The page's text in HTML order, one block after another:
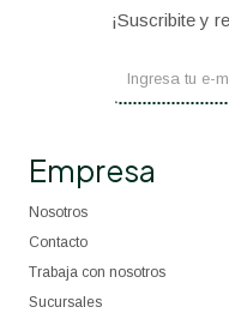
Empresa
Nosotros
Contacto
Trabaja con nosotros
Sucursales
¡Suscribite y